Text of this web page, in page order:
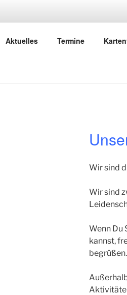
GKG
Aktuelles Termine
Wir sind
Wir sind
Wenn Du
kannst,
begrüßen.